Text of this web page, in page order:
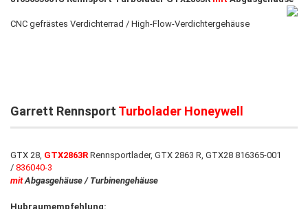
CNC gefrästes Verdichterrad / High-Flow-Verdichtergehäuse
Garrett Rennsport Turbolader Honeywell
GTX 28, GTX2863R Rennsportlader, GTX 2863 R, GTX28 816365-001
/ 836040-3
mitAbgasgehäuse / Turbinengehäuse
Hubraumempfehlung: